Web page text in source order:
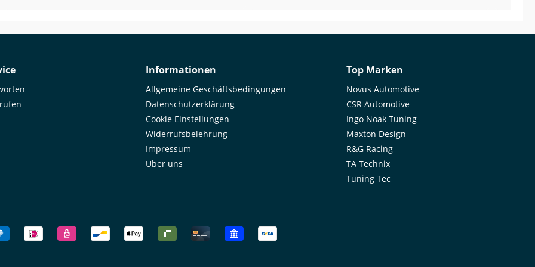
wasn't very pleasant. I'm still waiting for a reply to my
Informationen
Allgemeine Geschäftsbedingungen
Datenschutzerklärung
Cookie Einstellungen
Widerrufsbelehrung
Impressum
Über uns
Top Marken
Novus Automotive
CSR Automotive
Ingo Noak Tuning
Maxton Design
R&G Racing
TA Technix
Tuning Tec